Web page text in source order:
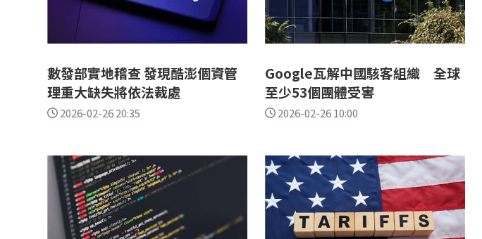
數發部實地稽查 發現酷澎個資管
理重大缺失將依法裁處
2026-02-26 20:35
Google瓦解中國駭客組織 全球
至少53個團體受害
2026-02-26 10:00